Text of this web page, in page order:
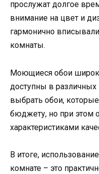
прослужат долгое
внимание на цвет и
гармонично
комнаты.
Моющиеся обои
доступны в
выбрать обои,
бюджету, но при этом
характеристиками
В итоге,
комнате – это